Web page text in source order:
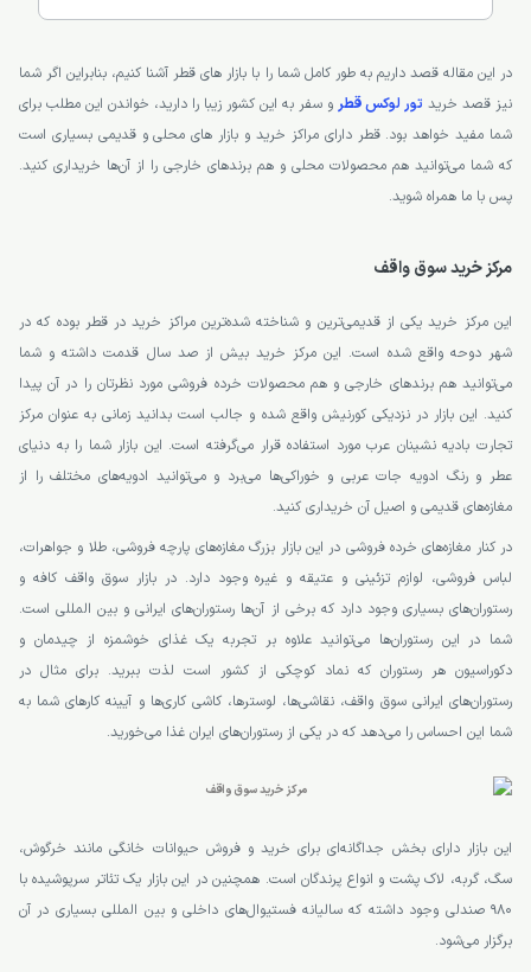
در این مقاله قصد داریم به طور کامل شما را با بازار های قطر آشنا کنیم، بنابراین اگر شما
نیز قصد خرید تور لوکس قطر و سفر به این کشور زیبا را دارید، خواندن این مطلب برای
شما مفید خواهد بود. قطر دارای مراکز خرید و بازار های محلی و قدیمی بسیاری است
که شما می‌توانید هم محصولات محلی و هم برندهای خارجی را از آن‌ها خریداری کنید.
پس با ما همراه شوید.
مرکز خرید سوق واقف
این مرکز خرید یکی از قدیمی‌ترین و شناخته شده‌ترین مراکز خرید در قطر بوده که در
شهر دوحه واقع شده است. این مرکز خرید بیش از صد سال قدمت داشته و شما
می‌توانید هم برندهای خارجی و هم محصولات خرده فروشی مورد نظرتان را در آن پیدا
کنید. این بازار در نزدیکی کورنیش واقع شده و جالب است بدانید زمانی به عنوان مرکز
تجارت بادیه نشینان عرب مورد استفاده قرار می‌گرفته است. این بازار شما را به دنیای
عطر و رنگ ادویه جات عربی و خوراکی‌ها می‌برد و می‌توانید ادویه‌های مختلف را از
مغازه‌های قدیمی و اصیل آن خریداری کنید.
در کنار مغازه‌های خرده فروشی در این بازار بزرگ مغازه‌های پارچه فروشی، طلا و جواهرات،
لباس فروشی، لوازم تزئینی و عتیقه و غیره وجود دارد. در بازار سوق واقف کافه و
رستوران‌های بسیاری وجود دارد که برخی از آن‌ها رستوران‌های ایرانی و بین المللی است.
شما در این رستوران‌ها می‌توانید علاوه بر تجربه یک غذای خوشمزه از چیدمان و
دکوراسیون هر رستوران که نماد کوچکی از کشور است لذت ببرید. برای مثال در
رستوران‌های ایرانی سوق واقف، نقاشی‌ها، لوسترها، کاشی کاری‌ها و آیینه کارهای شما به
شما این احساس را می‌دهد که در یکی از رستوران‌های ایران غذا می‌خورید.
این بازار دارای بخش جداگانه‌ای برای خرید و فروش حیوانات خانگی مانند خرگوش،
سگ، گربه، لاک پشت و انواع پرندگان است. همچنین در این بازار یک تئاتر سرپوشیده با
980 صندلی وجود داشته که سالیانه فستیوال‌های داخلی و بین المللی بسیاری در آن
برگزار می‌شود.